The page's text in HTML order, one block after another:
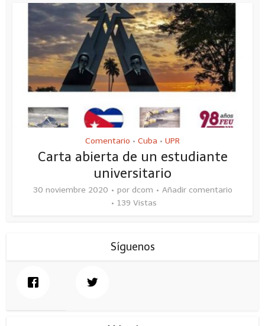
Comentario • Cuba • UPR
Carta abierta de un estudiante
universitario
30 noviembre 2020 por dcom
Añadir comentario
139 Vistas
Síguenos